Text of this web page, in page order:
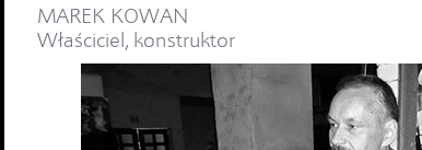
MAREK KOWAN
Właściciel, konstruktor